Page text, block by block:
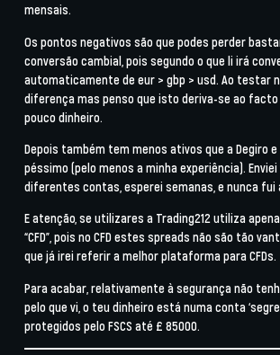
mensais.
Os pontos negativos são que podes perder
conversão cambial, pois segundo o que li irá
automaticamente de eur > gbp > usd. Ao testar
diferença mas penso que isto deriva-se ao
pouco dinheiro.
Depois também tem menos ativos que a Degiro
péssimo (pelo menos a minha experiência).
diferentes contas, esperei semanas, e nunca fui
E atenção, se utilizares a Trading212 utiliza
“CFD”, pois no CFD estes spreads não são tão
que já irei referir a melhor plataforma para CFDs.
Para acabar, relativamente à segurança não
pelo que vi, o teu dinheiro está numa conta
protegidos pelo FSCS até £ 85000.